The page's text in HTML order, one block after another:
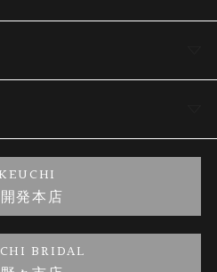
グ
発本店
BRIDAL